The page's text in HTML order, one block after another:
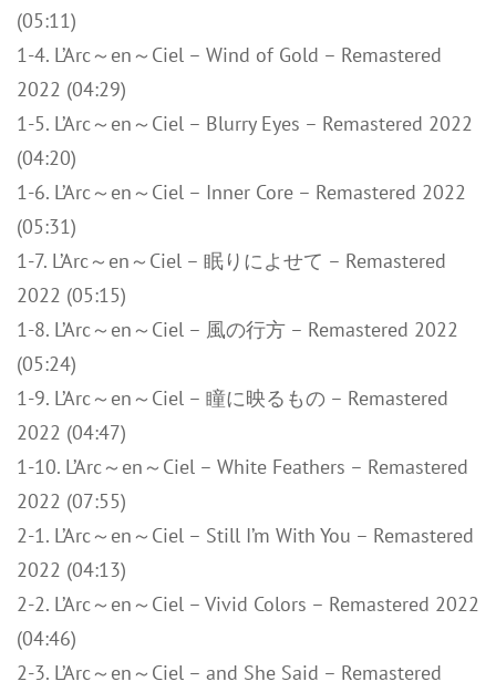
(05:11)
1-4. L’Arc～en～Ciel – Wind of Gold – Remastered
2022 (04:29)
1-5. L’Arc～en～Ciel – Blurry Eyes – Remastered 2022
(04:20)
1-6. L’Arc～en～Ciel – Inner Core – Remastered 2022
(05:31)
1-7. L’Arc～en～Ciel – 眠りによせて – Remastered
2022 (05:15)
1-8. L’Arc～en～Ciel – 風の行方 – Remastered 2022
(05:24)
1-9. L’Arc～en～Ciel – 瞳に映るもの – Remastered
2022 (04:47)
1-10. L’Arc～en～Ciel – White Feathers – Remastered
2022 (07:55)
2-1. L’Arc～en～Ciel – Still I’m With You – Remastered
2022 (04:13)
2-2. L’Arc～en～Ciel – Vivid Colors – Remastered 2022
(04:46)
2-3. L’Arc～en～Ciel – and She Said – Remastered